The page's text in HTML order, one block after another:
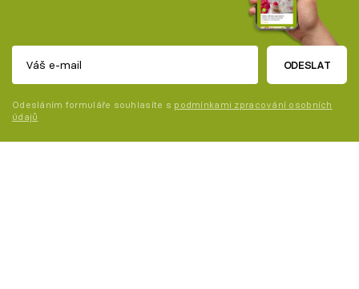
ODESLAT
Odesláním formuláře souhlasíte s podmínkami zpracování osobních
údajů